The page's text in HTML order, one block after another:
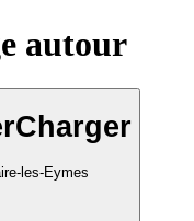
autour
les-Eymes